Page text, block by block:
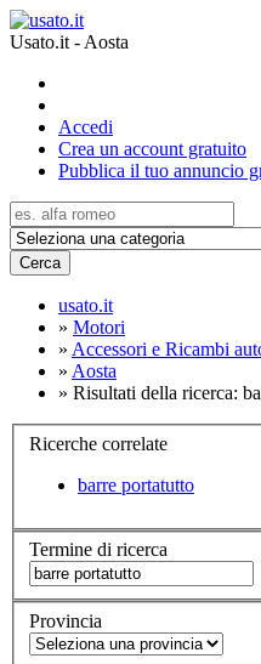
Usato.it - Aosta
Accedi
Crea un account gratuito
Pubblica il tuo annuncio
Cerca
usato.it
» Motori
» Accessori e Ricambi
» Aosta
» Risultati della ricerca:
Ricerche correlate
barre portatutto
Termine di ricerca
Provincia